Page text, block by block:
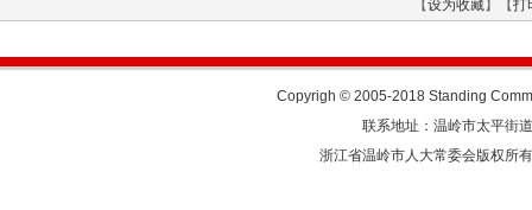
【设为收藏】【打
Copyrigh © 2005-2018 Standing
联系地址：温岭市太平
浙江省温岭市人大常委会版权所